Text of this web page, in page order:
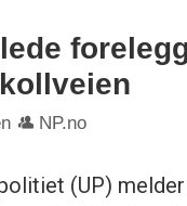
NP.no
(UP)